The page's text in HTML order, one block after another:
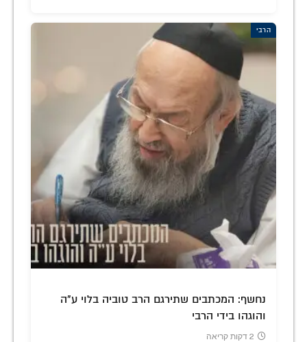
הרבי
נחשף: המכתבים שתירגם הרב טוביה בלוי ע"ה
והוגהו בידי הרבי
2 דקות קריאה